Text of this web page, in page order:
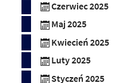
Czerwiec 2025
Maj 2025
Kwiecień 2025
Luty 2025
Styczeń 2025